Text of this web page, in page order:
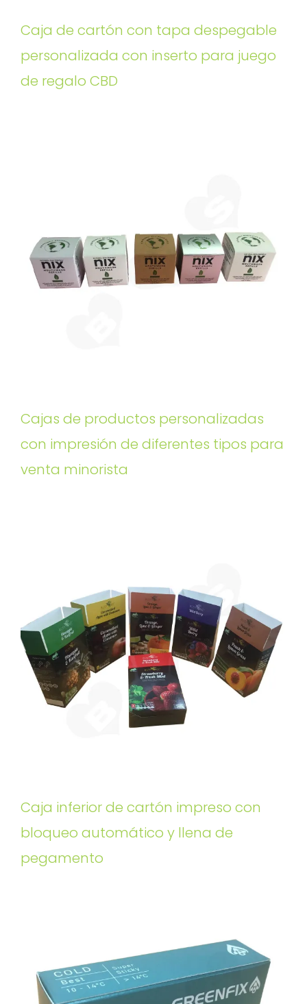
Caja de cartón con tapa despegable
personalizada con inserto para juego
de regalo CBD
Cajas de productos personalizadas
con impresión de diferentes tipos para
venta minorista
Caja inferior de cartón impreso con
bloqueo automático y llena de
pegamento